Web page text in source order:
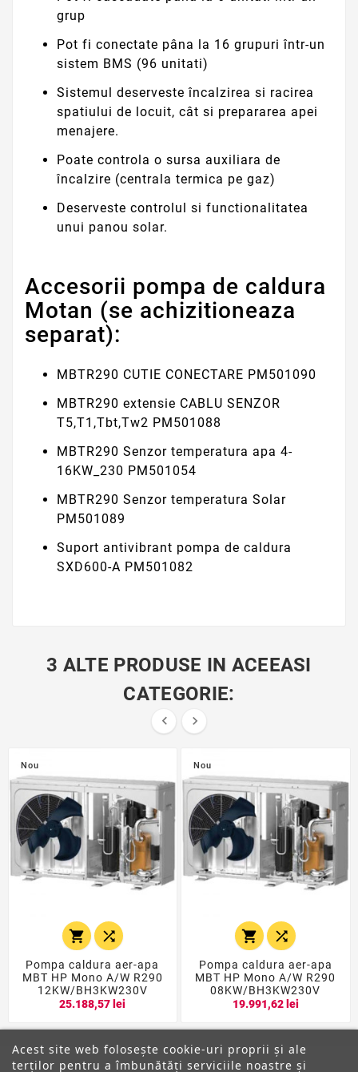
grup
Pot fi conectate pâna la 16 grupuri într-un
sistem BMS (96 unitati)
Sistemul deserveste încalzirea si racirea
spatiului de locuit, cât si prepararea apei
menajere.
Poate controla o sursa auxiliara de
încalzire (centrala termica pe gaz)
Deserveste controlul si functionalitatea
unui panou solar.
Accesorii pompa de caldura
Motan (se achizitioneaza
separat):
MBTR290 CUTIE CONECTARE PM501090
MBTR290 extensie CABLU SENZOR
T5,T1,Tbt,Tw2 PM501088
MBTR290 Senzor temperatura apa 4-
16KW_230 PM501054
MBTR290 Senzor temperatura Solar
PM501089
Suport antivibrant pompa de caldura
SXD600-A PM501082
3 ALTE PRODUSE IN ACEEASI
CATEGORIE:
 
Nou
 
Pompa caldura aer-apa
MBT HP Mono A/W R290
12KW/BH3KW230V
25.188,57 lei
Nou
 
Pompa caldura aer-apa
MBT HP Mono A/W R290
08KW/BH3KW230V
19.991,62 lei
Acest site web folosește cookie-uri proprii și ale
terților pentru a îmbunătăți serviciile noastre și